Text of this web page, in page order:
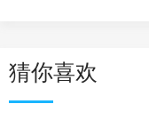
猜你喜欢